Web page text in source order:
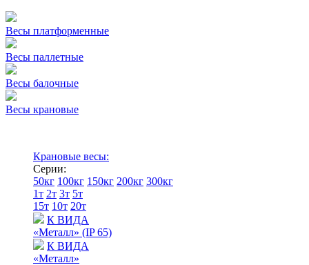
Весы платформенные
Весы паллетные
Весы балочные
Весы крановые
Крановые весы:
Серии:
50кг 100кг 150кг 200кг 300кг
1т 2т 3т 5т
15т 10т 20т
К ВИДА
«Металл» (IP 65)
К ВИДА
«Металл»